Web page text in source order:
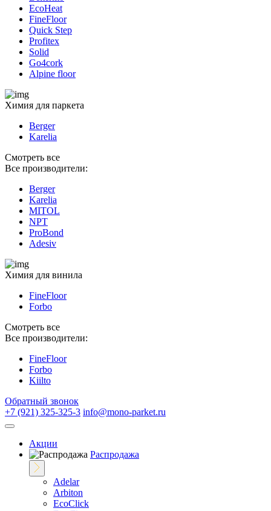
EcoHeat
FineFloor
Quick Step
Profitex
Solid
Go4cork
Alpine floor
Химия для паркета
Berger
Karelia
Смотреть все
Все производители:
Berger
Karelia
MITOL
NPT
ProBond
Adesiv
Химия для винила
FineFloor
Forbo
Смотреть все
Все производители:
FineFloor
Forbo
Kiilto
Обратный звонок
+7 (921) 325-325-3 info@mono-parket.ru
Акции
Распродажа
Adelar
Arbiton
EcoClick